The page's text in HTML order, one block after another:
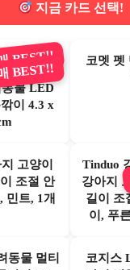
지금 카드 선택!
BEST!!
물 LED
이 4.3 x
BEST!!
코멧 펫
고양이
조절 안
민트, 1개
Tinduo
강아지
길이 조
이, 푸
동물 멀티
코지스